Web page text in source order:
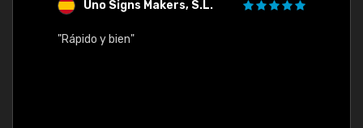
Uno Signs Makers, S.L.
"Rápido y bien"